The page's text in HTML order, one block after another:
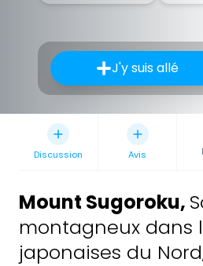
J'y suis allé
Discussion Avis
Mount Sugoroku,
montagneux dans
japonaises du